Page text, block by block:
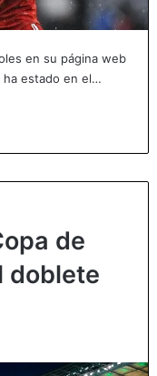
en su página web
ha estado en el…
de
doblete